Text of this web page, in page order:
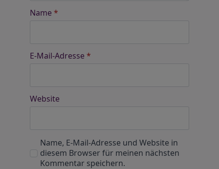
Name *
E-Mail-Adresse *
Website
Name, E-Mail-Adresse und Website in
diesem Browser für meinen nächsten
Kommentar speichern.